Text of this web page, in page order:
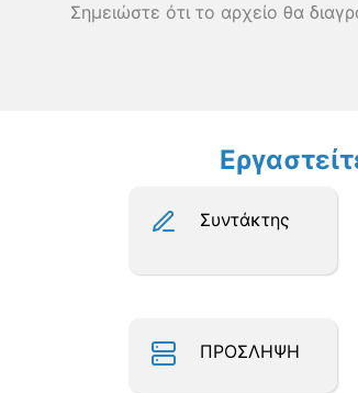
Σημειώστε ότι το αρχείο θα
Συντάκτης
ΠΡΟΣΛΗΨΗ